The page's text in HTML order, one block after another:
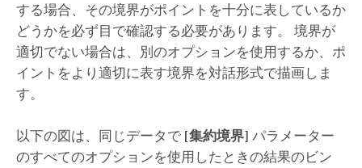
する場合、その境界がポイントを十分に表しているか
どうかを必ず目で確認する必要があります。 境界が
適切でない場合は、別のオプションを使用するか、ポ
イントをより適切に表す境界を対話形式で描画しま
す。
以下の図は、同じデータで [集約境界] パラメーター
のすべてのオプションを使用したときの結果のビン